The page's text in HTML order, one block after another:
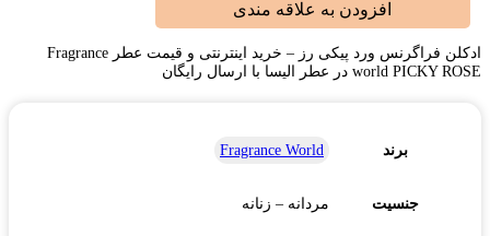
افزودن به علاقه مندی
ادکلن فراگرنس ورد پیکی رز – خرید اینترنتی و قیمت عطر Fragrance
world PICKY ROSE در عطر الیسا با ارسال رایگان
برند Fragrance World
جنسیت مردانه – زنانه